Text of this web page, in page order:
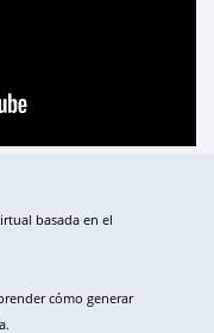
basada en el
cómo generar